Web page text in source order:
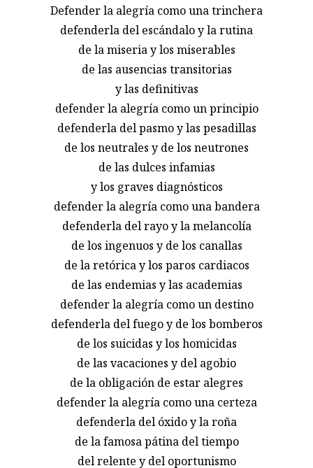
Defender la alegría como una trinchera
defenderla del escándalo y la rutina
de la miseria y los miserables
de las ausencias transitorias
y las definitivas
defender la alegría como un principio
defenderla del pasmo y las pesadillas
de los neutrales y de los neutrones
de las dulces infamias
y los graves diagnósticos
defender la alegría como una bandera
defenderla del rayo y la melancolía
de los ingenuos y de los canallas
de la retórica y los paros cardiacos
de las endemias y las academias
defender la alegría como un destino
defenderla del fuego y de los bomberos
de los suicidas y los homicidas
de las vacaciones y del agobio
de la obligación de estar alegres
defender la alegría como una certeza
defenderla del óxido y la roña
de la famosa pátina del tiempo
del relente y del oportunismo